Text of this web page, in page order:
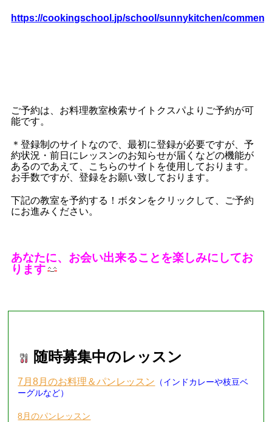
https://cookingschool.jp/school/sunnykitchen/comment
ご予約は、お料理教室検索サイトクスパよりご予約が可
能です。
＊登録制のサイトなので、最初に登録が必要ですが、予
約状況・前日にレッスンのお知らせが届くなどの機能が
あるのであえて、こちらのサイトを使用しております。
お手数ですが、登録をお願い致しております。
下記の教室を予約する！ボタンをクリックして、ご予約
にお進みください。
あなたに、お会い出来ることを楽しみにしてお
ります
随時募集中のレッスン
7月8月のお料理＆パンレッスン （インドカレーや枝豆ベ
ーグルなど）
8月のパンレッスン